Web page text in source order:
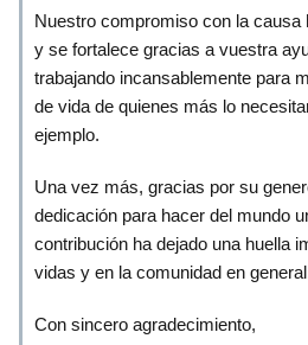
Nuestro compromiso con la causa
y se fortalece gracias a vuestra
trabajando incansablemente para
de vida de quienes más lo
ejemplo.
Una vez más, gracias por su
dedicación para hacer del mundo
contribución ha dejado una huella
vidas y en la comunidad en
Con sincero agradecimiento,